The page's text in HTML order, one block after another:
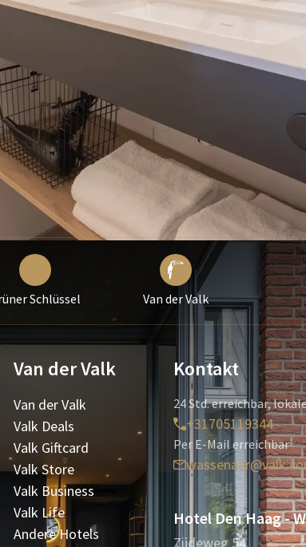
Schlüssel Van der Valk
Van der Valk
Van der Valk
Valk Deals
Valk Giftcard
Valk Store
Valk Business
Valk Life
Andere Hotels
Kontakt
24 Std. erreichbar,
+31705119344
Per E-Mail erreichbar
Hotel Den Haag -
Zijdeweg 54